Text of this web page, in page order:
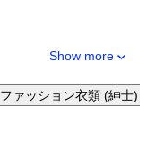
Show more
ファッション衣類 (紳士)